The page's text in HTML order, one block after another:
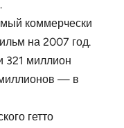
коммерчески
на 2007 год.
321 миллион
— в
гетто